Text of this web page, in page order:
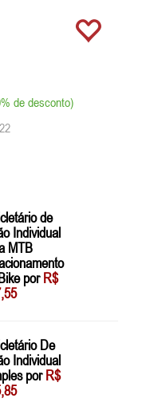
de desconto)
de
Individual
MTB
porR$
De
Individual
porR$